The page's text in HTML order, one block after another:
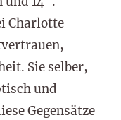
Charlotte
Sie selber,
und
Gegensätze